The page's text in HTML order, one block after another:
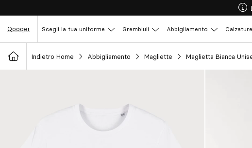
Qooqer Scegli la tua uniforme Grembiuli Abbigliamento Calzature
Indietro Home Abbigliamento Magliette Maglietta Bianca